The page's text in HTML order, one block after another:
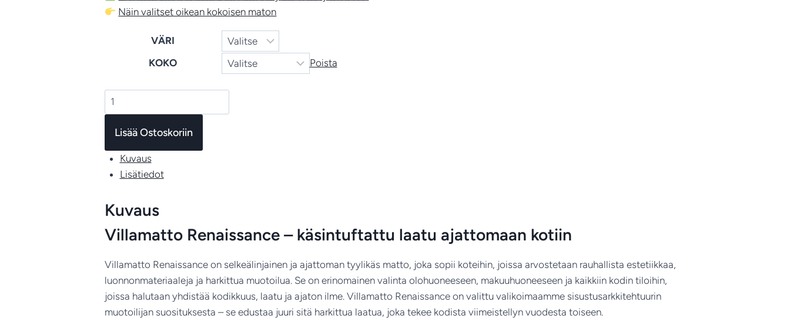
Näin valitset oikean kokoisen maton
VÄRI
KOKO
Poista
Renaissance
–
ajaton
skandinaaviseen
kotiin
Lisää Ostoskoriin
Kuvaus
Lisätiedot
Kuvaus
Villamatto Renaissance – käsintuftattu laatu ajattomaan kotiin
Villamatto Renaissance on selkeälinjainen ja ajattoman tyylikäs matto, joka sopii koteihin, joissa arvostetaan rauhallista estetiikkaa,
luonnonmateriaaleja ja harkittua muotoilua. Se on erinomainen valinta olohuoneeseen, makuuhuoneeseen ja kaikkiin kodin tiloihin,
joissa halutaan yhdistää kodikkuus, laatu ja ajaton ilme. Villamatto Renaissance on valittu valikoimaamme sisustusarkkitehtuurin
muotoilijan suosituksesta – se edustaa juuri sitä harkittua laatua, joka tekee kodista viimeistellyn vuodesta toiseen.